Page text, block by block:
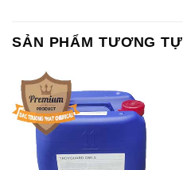
SẢN PHẨM TƯƠNG TỰ